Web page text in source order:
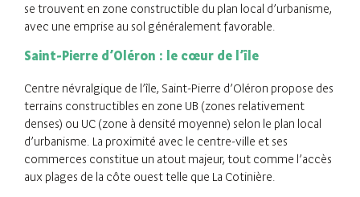
se trouvent en zone constructible du plan local d’urbanisme,
avec une emprise au sol généralement favorable.
Saint-Pierre d’Oléron : le cœur de l’île
Centre névralgique de l’île, Saint-Pierre d’Oléron propose des
terrains constructibles en zone UB (zones relativement
denses) ou UC (zone à densité moyenne) selon le plan local
d’urbanisme. La proximité avec le centre-ville et ses
commerces constitue un atout majeur, tout comme l’accès
aux plages de la côte ouest telle que La Cotinière.